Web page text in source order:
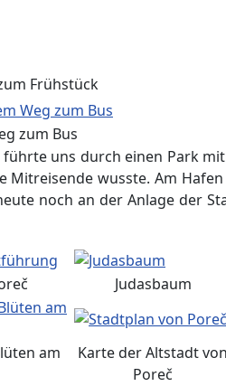
Frühstück
zum Bus
uns durch einen Park
wusste. Am
noch an der Anlage der
Judasbaum
am
Karte der Altstadt von
Poreč